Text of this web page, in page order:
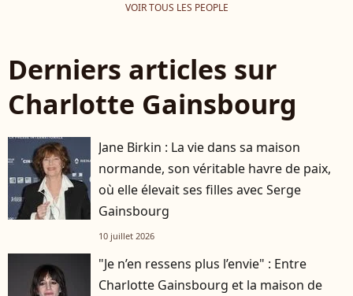
VOIR TOUS LES PEOPLE
Derniers articles sur
Charlotte Gainsbourg
Jane Birkin : La vie dans sa maison
normande, son véritable havre de paix,
où elle élevait ses filles avec Serge
Gainsbourg
10 juillet 2026
"Je n’en ressens plus l’envie" : Entre
Charlotte Gainsbourg et la maison de